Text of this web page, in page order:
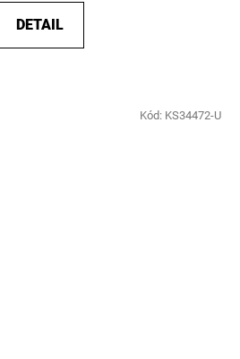
DETAIL
Kód: KS34472-U